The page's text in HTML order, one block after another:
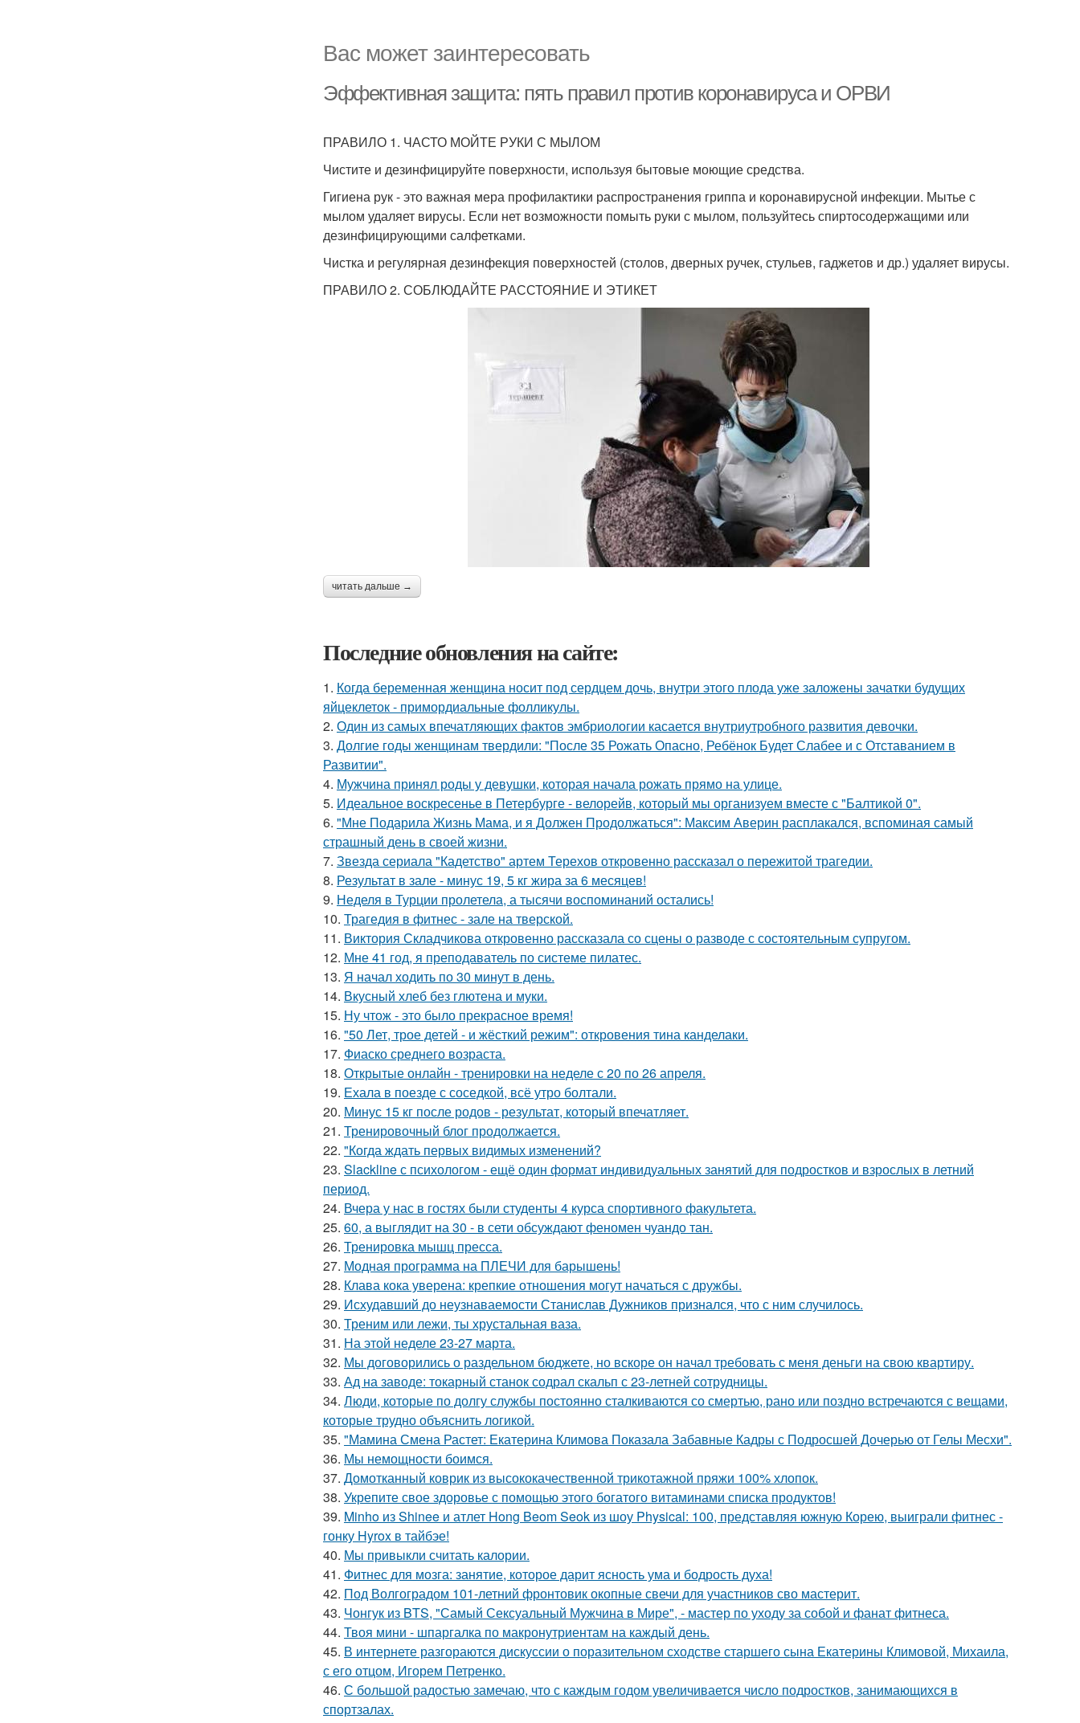
Вас может заинтересовать
Эффективная защита: пять правил против коронавируса и ОРВИ
ПРАВИЛО 1. ЧАСТО МОЙТЕ РУКИ С МЫЛОМ
Чистите и дезинфицируйте поверхности, используя бытовые моющие средства.
Гигиена рук - это важная мера профилактики распространения гриппа и коронавирусной инфекции. Мытье с
мылом удаляет вирусы. Если нет возможности помыть руки с мылом, пользуйтесь спиртосодержащими или
дезинфицирующими салфетками.
Чистка и регулярная дезинфекция поверхностей (столов, дверных ручек, стульев, гаджетов и др.) удаляет вирусы.
ПРАВИЛО 2. СОБЛЮДАЙТЕ РАССТОЯНИЕ И ЭТИКЕТ
читать дальше →
Последние обновления на сайте:
1. Когда беременная женщина носит под сердцем дочь, внутри этого плода уже заложены зачатки будущих
яйцеклеток - примордиальные фолликулы.
2. Один из самых впечатляющих фактов эмбриологии касается внутриутробного развития девочки.
3. Долгие годы женщинам твердили: "После 35 Рожать Опасно, Ребёнок Будет Слабее и с Отставанием в
Развитии".
4. Мужчина принял роды у девушки, которая начала рожать прямо на улице.
5. Идеальное воскресенье в Петербурге - велорейв, который мы организуем вместе с "Балтикой 0".
6. "Мне Подарила Жизнь Мама, и я Должен Продолжаться": Максим Аверин расплакался, вспоминая самый
страшный день в своей жизни.
7. Звезда сериала "Кадетство" артем Терехов откровенно рассказал о пережитой трагедии.
8. Результат в зале - минус 19, 5 кг жира за 6 месяцев!
9. Неделя в Турции пролетела, а тысячи воспоминаний остались!
10. Трагедия в фитнес - зале на тверской.
11. Виктория Складчикова откровенно рассказала со сцены о разводе с состоятельным супругом.
12. Мне 41 год, я преподаватель по системе пилатес.
13. Я начал ходить по 30 минут в день.
14. Вкусный хлеб без глютена и муки.
15. Ну чтож - это было прекрасное время!
16. "50 Лет, трое детей - и жёсткий режим": откровения тина канделаки.
17. Фиаско среднего возраста.
18. Открытые онлайн - тренировки на неделе с 20 по 26 апреля.
19. Ехала в поезде с соседкой, всё утро болтали.
20. Минус 15 кг после родов - результат, который впечатляет.
21. Тренировочный блог продолжается.
22. "Когда ждать первых видимых изменений?
23. Slackline с психологом - ещё один формат индивидуальных занятий для подростков и взрослых в летний
период.
24. Вчера у нас в гостях были студенты 4 курса спортивного факультета.
25. 60, а выглядит на 30 - в сети обсуждают феномен чуандо тан.
26. Тренировка мышц пресса.
27. Модная программа на ПЛЕЧИ для барышень!
28. Клава кока уверена: крепкие отношения могут начаться с дружбы.
29. Исхудавший до неузнаваемости Станислав Дужников признался, что с ним случилось.
30. Треним или лежи, ты хрустальная ваза.
31. На этой неделе 23-27 марта.
32. Мы договорились о раздельном бюджете, но вскоре он начал требовать с меня деньги на свою квартиру.
33. Ад на заводе: токарный станок содрал скальп с 23-летней сотрудницы.
34. Люди, которые по долгу службы постоянно сталкиваются со смертью, рано или поздно встречаются с вещами,
которые трудно объяснить логикой.
35. "Мамина Смена Растет: Екатерина Климова Показала Забавные Кадры с Подросшей Дочерью от Гелы Месхи".
36. Мы немощности боимся.
37. Домотканный коврик из высококачественной трикотажной пряжи 100% хлопок.
38. Укрепите свое здоровье с помощью этого богатого витаминами списка продуктов!
39. Minho из Shinee и атлет Hong Beom Seok из шоу Physical: 100, представляя южную Корею, выиграли фитнес -
гонку Hyrox в тайбэе!
40. Мы привыкли считать калории.
41. Фитнес для мозга: занятие, которое дарит ясность ума и бодрость духа!
42. Под Волгоградом 101-летний фронтовик окопные свечи для участников сво мастерит.
43. Чонгук из BTS, "Самый Сексуальный Мужчина в Мире", - мастер по уходу за собой и фанат фитнеса.
44. Твоя мини - шпаргалка по макронутриентам на каждый день.
45. В интернете разгораются дискуссии о поразительном сходстве старшего сына Екатерины Климовой, Михаила,
с его отцом, Игорем Петренко.
46. С большой радостью замечаю, что с каждым годом увеличивается число подростков, занимающихся в
спортзалах.